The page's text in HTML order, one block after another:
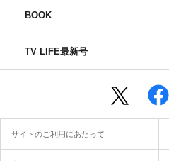
BOOK
TV LIFE最新号
サイトのご利用にあたって